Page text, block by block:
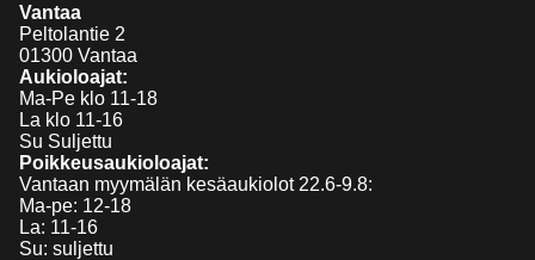
Vantaa
Peltolantie 2
01300 Vantaa
Aukioloajat:
Ma-Pe klo 11-18
La klo 11-16
Su Suljettu
Poikkeusaukioloajat:
Vantaan myymälän kesäaukiolot 22.6-9.8:
Ma-pe: 12-18
La: 11-16
Su: suljettu